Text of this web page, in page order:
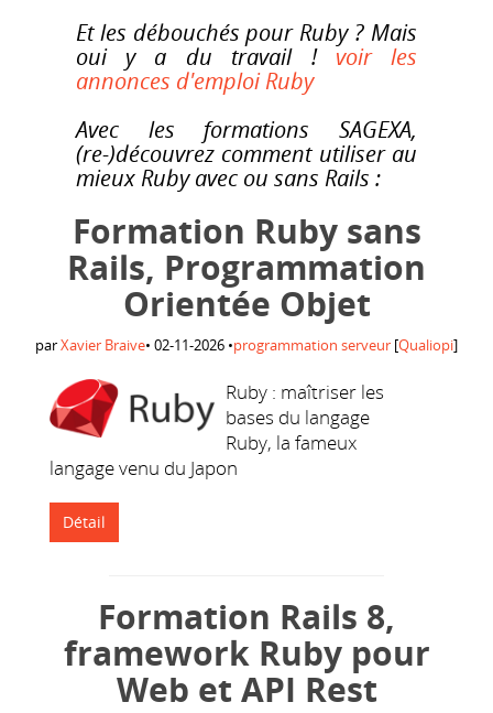
Et les débouchés pour Ruby ? Mais
oui y a du travail ! voir les
annonces d'emploi Ruby
Avec les formations SAGEXA,
(re-)découvrez comment utiliser au
mieux Ruby avec ou sans Rails :
Formation Ruby sans
Rails, Programmation
Orientée Objet
parXavier Braive• 02-11-2026 •programmation serveur [Qualiopi]
Ruby : maîtriser les
bases du langage
Ruby, la fameux
langage venu du Japon
Détail
Formation Rails 8,
framework Ruby pour
Web et API Rest